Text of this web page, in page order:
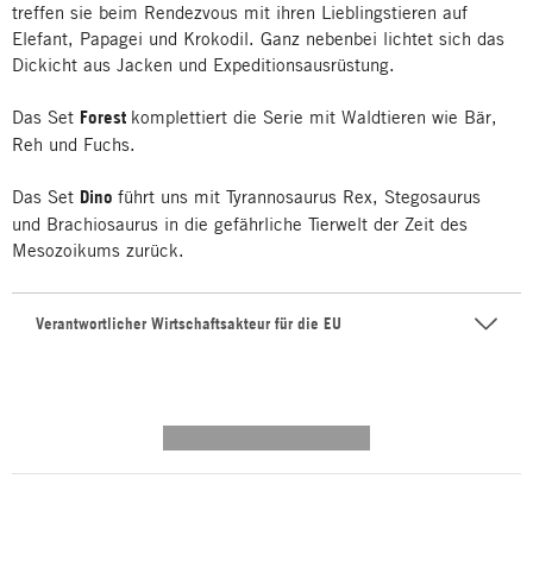
treffen sie beim Rendezvous mit ihren Lieblingstieren auf
Elefant, Papagei und Krokodil. Ganz nebenbei lichtet sich das
Dickicht aus Jacken und Expeditionsausrüstung.
Das Set Forest komplettiert die Serie mit Waldtieren wie Bär,
Reh und Fuchs.
Das Set Dino führt uns mit Tyrannosaurus Rex, Stegosaurus
und Brachiosaurus in die gefährliche Tierwelt der Zeit des
Mesozoikums zurück.
Verantwortlicher Wirtschaftsakteur für die EU